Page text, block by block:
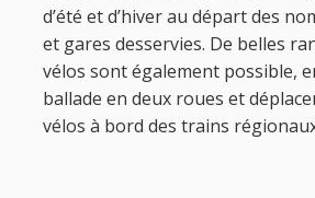
d’été et d’hiver au départ des
et gares desservies. De belles
vélos sont également possible,
ballade en deux roues et
vélos à bord des trains